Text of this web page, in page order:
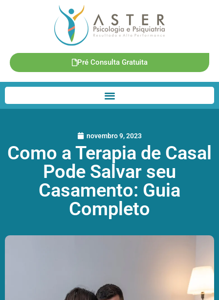
Pré Consulta Gratuita
novembro 9, 2023
Como a Terapia de Casal
Pode Salvar seu
Casamento: Guia
Completo